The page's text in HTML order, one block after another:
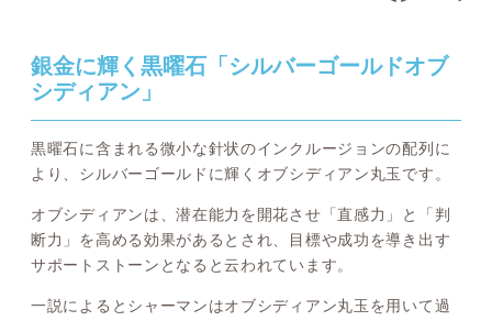
銀金に輝く黒曜石「シルバーゴールドオブ
シディアン」
黒曜石に含まれる微小な針状のインクルージョンの配列に
より、シルバーゴールドに輝くオブシディアン丸玉です。
オブシディアンは、潜在能力を開花させ「直感力」と「判
断力」を高める効果があるとされ、目標や成功を導き出す
サポートストーンとなると云われています。
一説によるとシャーマンはオブシディアン丸玉を用いて過